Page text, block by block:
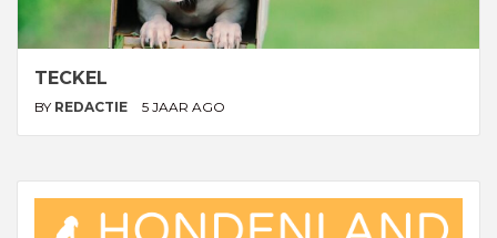
TECKEL
BY REDACTIE 5 JAAR AGO